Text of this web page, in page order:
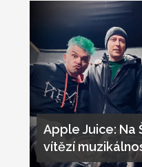
Apple Juice: Na
vítězí